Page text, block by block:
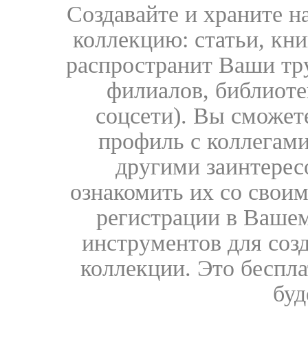
Создавайте и храните
коллекцию: статьи,
распространит Ваши
филиалов,
соцсети). Вы
профиль с
другими
ознакомить их со
регистрации в
инструментов для
коллекции. Это